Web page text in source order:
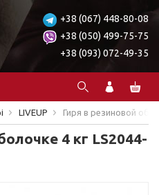
+38 (067) 448-80-08
+38 (050) 499-75-75
+38 (093) 072-49-35
LIVEUP Гиря в резиновой
4 кг LS2044-